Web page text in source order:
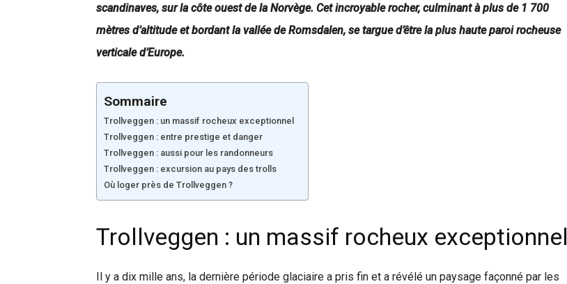
scandinaves, sur la côte ouest de la Norvège. Cet incroyable rocher, culminant à plus de 1 700
mètres d’altitude et bordant la vallée de Romsdalen, se targue d’être la plus haute paroi rocheuse
verticale d’Europe.
Sommaire
Trollveggen : un massif rocheux exceptionnel
Trollveggen : entre prestige et danger
Trollveggen : aussi pour les randonneurs
Trollveggen : excursion au pays des trolls
Où loger près de Trollveggen ?
Trollveggen : un massif rocheux exceptionnel
Il y a dix mille ans, la dernière période glaciaire a pris fin et a révélé un paysage façonné par les